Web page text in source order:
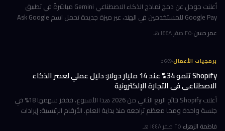
أعلنت جوجل عن دمج نماذج الذكاء الاصطناعي Gemini مباشرةً في تطبيق
Google Pay للمستخدمين في الهند، عبر ميزة جديدة تحمل اسم Ask Google
عمر حسن·٢٥ صفر ١٤٤٨ هـ
برمجيات الأعمال·
6د
Shopify تنمو 34% عند 14 مليار دولار: دليل عملي لعصر الذكاء
الاصطناعي في التجارة الإلكترونية
أعلنت Shopify نتائج الربع الثاني من 2026 هذا الأسبوع، فقفز سهمها 18% في
جلسة واحدة ومحا معظم تراجعه منذ بداية العام. الأرقام الرئيسية: إيرادات
ربعية 3.58 مليار دولار بنمو 34%، وحجم بضائع إجمالي GMV بل
فاطمة الزهراء·٢٥ صفر ١٤٤٨ هـ